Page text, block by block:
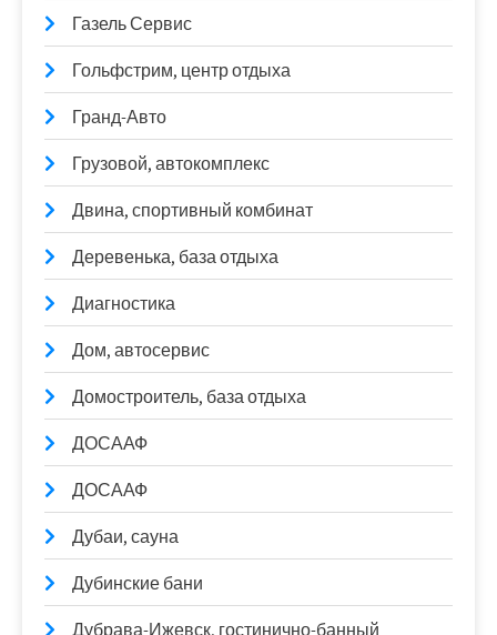
Газель Сервис
Гольфстрим, центр отдыха
Гранд-Авто
Грузовой, автокомплекс
Двина, спортивный комбинат
Деревенька, база отдыха
Диагностика
Дом, автосервис
Домостроитель, база отдыха
ДОСААФ
ДОСААФ
Дубаи, сауна
Дубинские бани
Дубрава-Ижевск, гостинично-банный